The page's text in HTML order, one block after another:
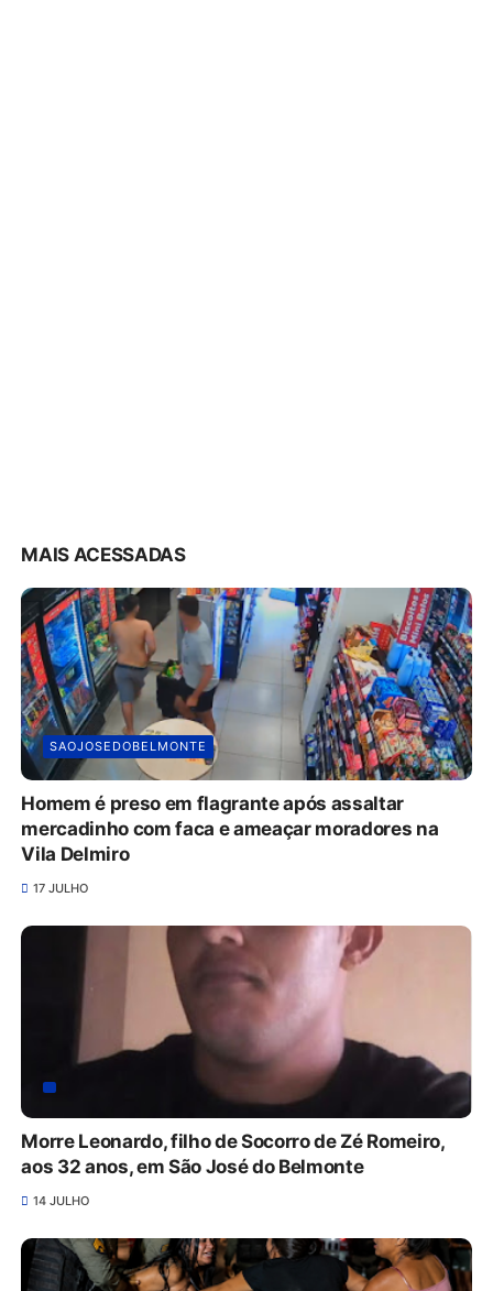
MAIS ACESSADAS
SAOJOSEDOBELMONTE
Homem é preso em flagrante após assaltar
mercadinho com faca e ameaçar moradores na
Vila Delmiro
17 JULHO
Morre Leonardo, filho de Socorro de Zé Romeiro,
aos 32 anos, em São José do Belmonte
14 JULHO